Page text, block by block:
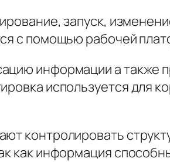
запуск,
с помощью рабочей
информации а также
используется для
контролировать
как информация